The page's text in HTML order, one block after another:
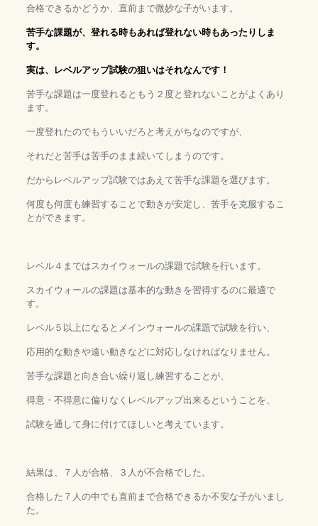
合格できるかどうか、直前まで微妙な子がいます。
苦手な課題が、登れる時もあれば登れない時もあったりしま
す。
実は、レベルアップ試験の狙いはそれなんです！
苦手な課題は一度登れるともう２度と登れないことがよくあり
ます。
一度登れたのでもういいだろと考えがちなのですが、
それだと苦手は苦手のまま続いてしまうのです。
だからレベルアップ試験ではあえて苦手な課題を選びます。
何度も何度も練習することで動きが安定し、苦手を克服するこ
とができます。
レベル４まではスカイウォールの課題で試験を行います。
スカイウォールの課題は基本的な動きを習得するのに最適で
す。
レベル５以上になるとメインウォールの課題で試験を行い、
応用的な動きや遠い動きなどに対応しなければなりません。
苦手な課題と向き合い繰り返し練習することが、
得意・不得意に偏りなくレベルアップ出来るということを、
試験を通して身に付けてほしいと考えています。
結果は、７人が合格、３人が不合格でした。
合格した７人の中でも直前まで合格できるか不安な子がいまし
た。